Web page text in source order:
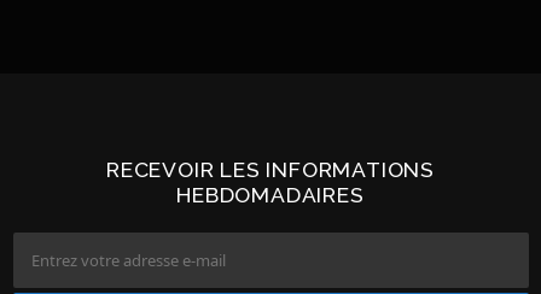
RECEVOIR LES INFORMATIONS
HEBDOMADAIRES